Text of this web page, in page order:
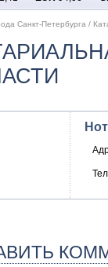
Санкт-Петербурга /